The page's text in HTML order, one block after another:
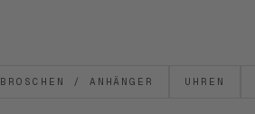
BROSCHEN / ANHÄNGER UHREN